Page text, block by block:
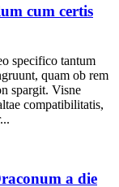
cum certis
specifico tantum
quam ob rem
spargit. Visne
compatibilitatis,
a die